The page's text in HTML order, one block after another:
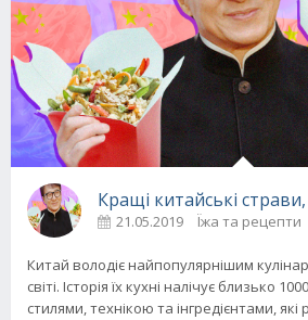
Кращі китайські
21.05.2019 Їжа та рецепти
Китай володіє найпопулярнішим
світі. Історія їх кухні налічує близько
стилями, технікою та інгредієнтами, які